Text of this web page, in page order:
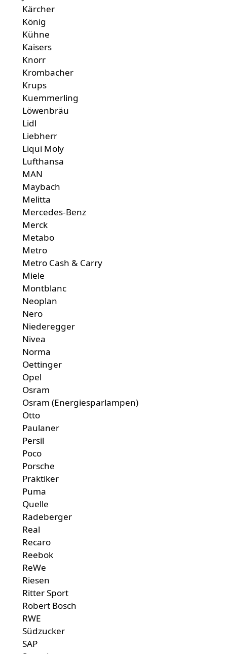
Kärcher
König
Kühne
Kaisers
Knorr
Krombacher
Krups
Kuemmerling
Löwenbräu
Lidl
Liebherr
Liqui Moly
Lufthansa
MAN
Maybach
Melitta
Mercedes-Benz
Merck
Metabo
Metro
Metro Cash & Carry
Miele
Montblanc
Neoplan
Nero
Niederegger
Nivea
Norma
Oettinger
Opel
Osram
Osram (Energiesparlampen)
Otto
Paulaner
Persil
Poco
Porsche
Praktiker
Puma
Quelle
Radeberger
Real
Recaro
Reebok
ReWe
Riesen
Ritter Sport
Robert Bosch
RWE
Südzucker
SAP